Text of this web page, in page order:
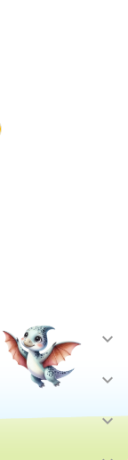
expand_more
expand_more
expand_more